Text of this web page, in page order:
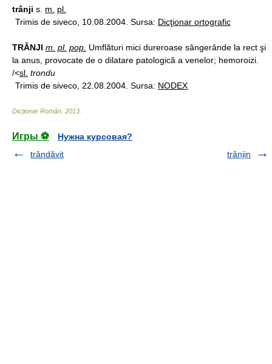
trânji s. m.
pl.
Trimis de siveco, 10.08.2004. Sursa: Dicţionar ortografic
TRÂNJI m. pl. pop. Umflături mici dureroase sângerânde la rect şi
la anus, provocate de o dilatare patologică a venelor; hemoroizi.
/<sl. trondu
Trimis de siveco, 22.08.2004. Sursa: NODEX
Dicționar Român 2013
Игры ⚽
Нужна курсовая?
trândăvit
trânjin